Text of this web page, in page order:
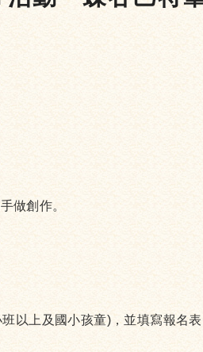
做創作。
上及國小孩童)，並填寫報名